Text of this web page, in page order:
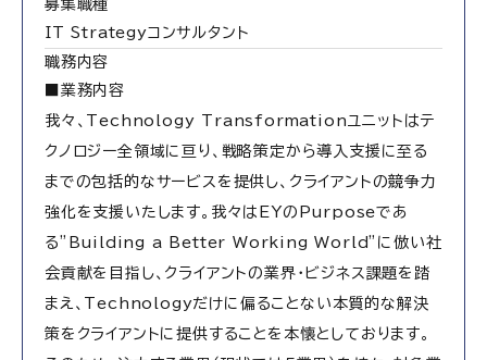
募集職種
IT Strategyコンサルタント
職務内容
■業務内容
我々、Technology Transformationユニットはテ
クノロジー全領域に亘り、戦略策定から導入支援に至る
までの包括的なサービスを提供し、クライアントの競争力
強化を支援いたします。我々はEYのPurposeであ
る”Building a Better Working World”に倣い社
会貢献を目指し、クライアントの業界・ビジネス課題を踏
まえ、Technologyだけに偏ることない本質的な解決
策をクライアントに提供することを本懐としております。